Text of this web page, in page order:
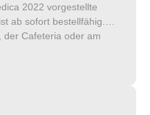
2022 vorgestellte
ab sofort bestellfähig.
der Cafeteria oder am